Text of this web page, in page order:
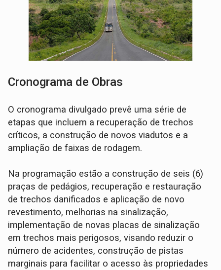
Cronograma de Obras
O cronograma divulgado prevê uma série de
etapas que incluem a recuperação de trechos
críticos, a construção de novos viadutos e a
ampliação de faixas de rodagem.
Na programação estão a construção de seis (6)
praças de pedágios, recuperação e restauração
de trechos danificados e aplicação de novo
revestimento, melhorias na sinalização,
implementação de novas placas de sinalização
em trechos mais perigosos, visando reduzir o
número de acidentes, construção de pistas
marginais para facilitar o acesso às propriedades